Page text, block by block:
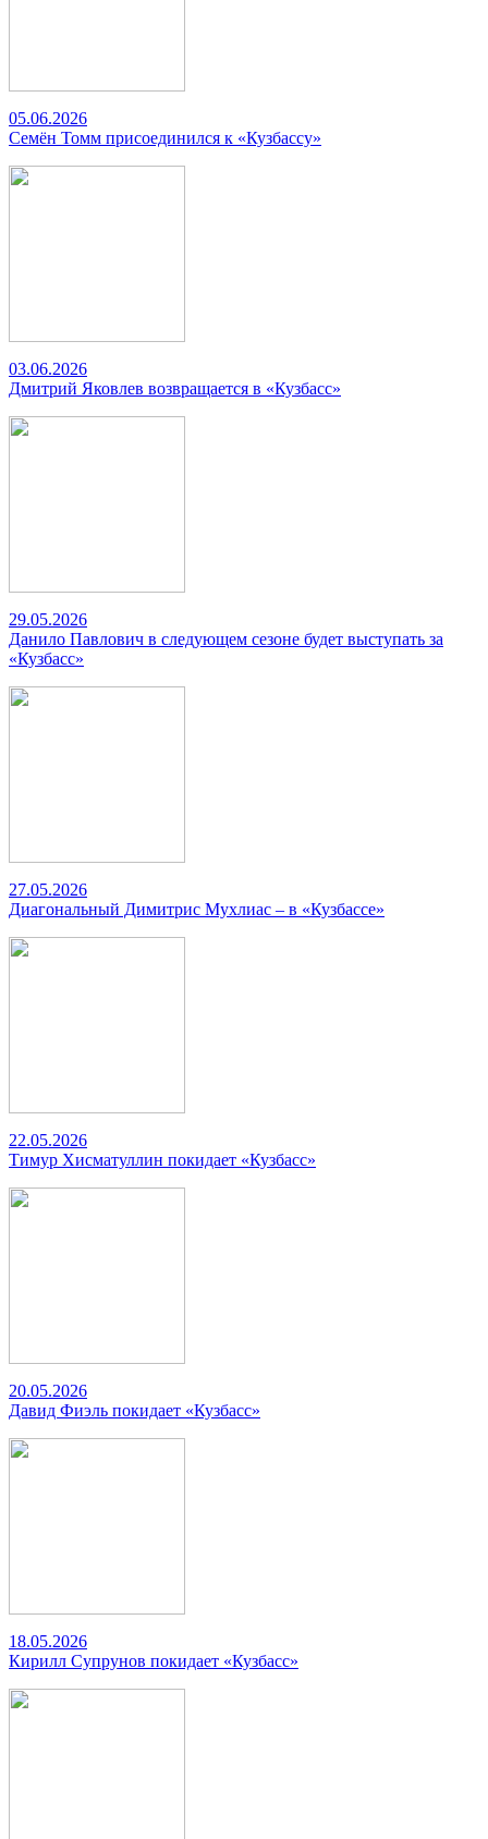
05.06.2026
Семён Томм присоединился к «Кузбассу»
03.06.2026
Дмитрий Яковлев возвращается в «Кузбасс»
29.05.2026
Данило Павлович в следующем сезоне будет выступать за
«Кузбасс»
27.05.2026
Диагональный Димитрис Мухлиас – в «Кузбассе»
22.05.2026
Тимур Хисматуллин покидает «Кузбасс»
20.05.2026
Давид Фиэль покидает «Кузбасс»
18.05.2026
Кирилл Супрунов покидает «Кузбасс»